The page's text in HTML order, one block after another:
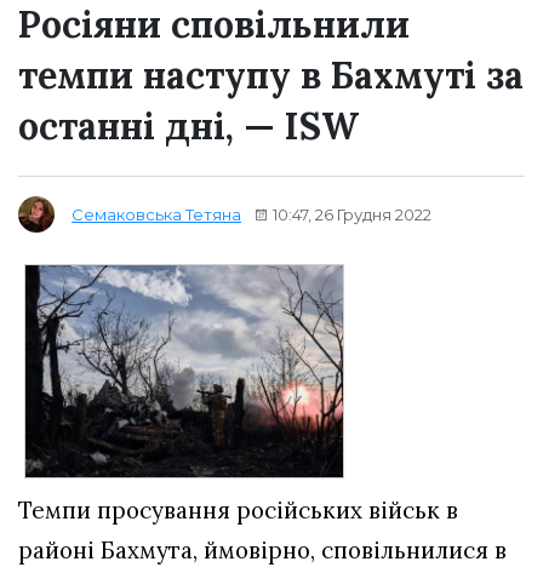
Росіяни сповільнили
темпи наступу в Бахмуті за
останні дні, — ISW
Семаковська Тетяна 10:47, 26 Грудня 2022
Темпи просування російських військ в
районі Бахмута, ймовірно, сповільнилися в